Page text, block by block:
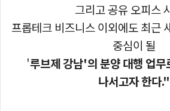
그리고 공유 오피스
프롭테크 비즈니스 이외에도 최근
중심이 될
'루브제 강남'의 분양 대행 업무
나서고자 한다."